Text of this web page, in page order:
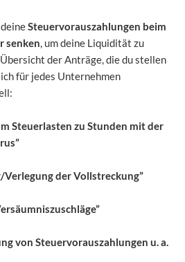
Steuervorauszahlungen beim
senken , um deine Liquidität zu
der Anträge, die du stellen
für jedes Unternehmen
Steuerlasten zu Stunden mit der
Verlegung der Vollstreckung”
von Steuervorauszahlungen u. a.